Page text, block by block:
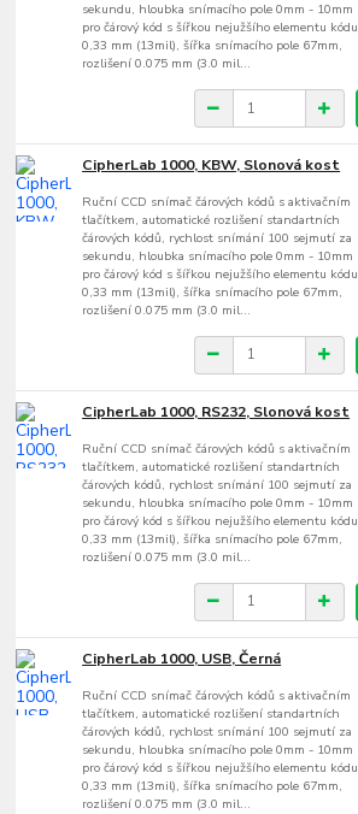
sekundu, hloubka snímacího pole 0mm - 10mm
pro čárový kód s šířkou nejužšího elementu kódu
0,33 mm (13mil), šířka snímacího pole 67mm,
rozlišení 0.075 mm (3.0 mil...
CipherLab 1000, KBW, Slonová kost
Ruční CCD snímač čárových kódů s aktivačním
tlačítkem, automatické rozlišení standartních
čárových kódů, rychlost snímání 100 sejmutí za
sekundu, hloubka snímacího pole 0mm - 10mm
pro čárový kód s šířkou nejužšího elementu kódu
0,33 mm (13mil), šířka snímacího pole 67mm,
rozlišení 0.075 mm (3.0 mil...
CipherLab 1000, RS232, Slonová kost
Ruční CCD snímač čárových kódů s aktivačním
tlačítkem, automatické rozlišení standartních
čárových kódů, rychlost snímání 100 sejmutí za
sekundu, hloubka snímacího pole 0mm - 10mm
pro čárový kód s šířkou nejužšího elementu kódu
0,33 mm (13mil), šířka snímacího pole 67mm,
rozlišení 0.075 mm (3.0 mil...
CipherLab 1000, USB, Černá
Ruční CCD snímač čárových kódů s aktivačním
tlačítkem, automatické rozlišení standartních
čárových kódů, rychlost snímání 100 sejmutí za
sekundu, hloubka snímacího pole 0mm - 10mm
pro čárový kód s šířkou nejužšího elementu kódu
0,33 mm (13mil), šířka snímacího pole 67mm,
rozlišení 0.075 mm (3.0 mil...